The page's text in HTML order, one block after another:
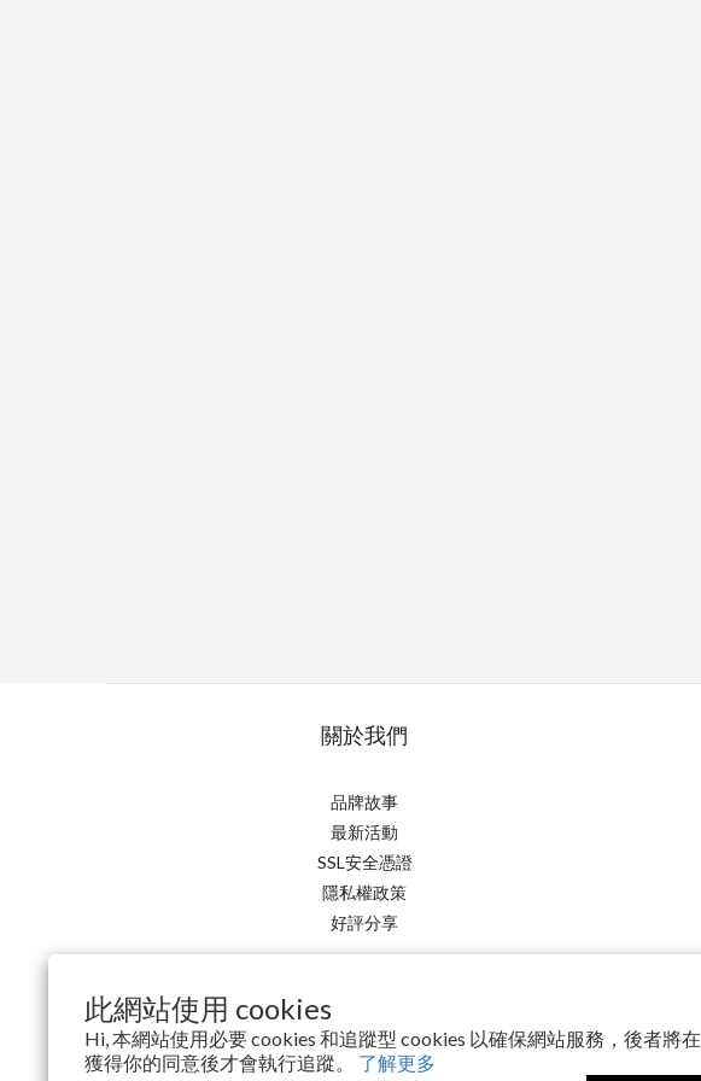
此網站使用 cookies
Hi, 本網站使用必要 cookies 和追蹤型 cookies 以確保網站服務，後者將在
獲得你的同意後才會執行追蹤。 了解更多
關於我們
品牌故事
最新活動
SSL安全憑證
隱私權政策
好評分享